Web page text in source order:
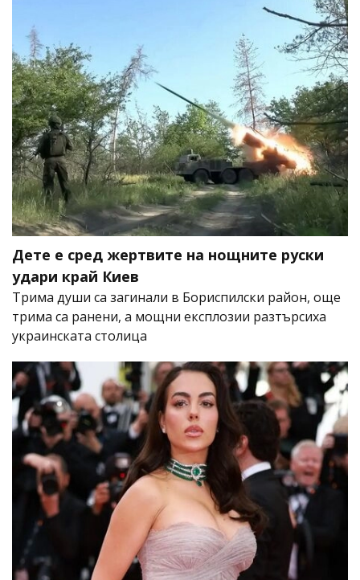
Дете е сред жертвите на нощните руски
удари край Киев
Трима души са загинали в Бориспилски район, още
трима са ранени, а мощни експлозии разтърсиха
украинската столица